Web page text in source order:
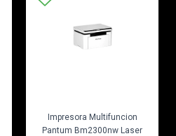
Impresora Multifuncion
Pantum Bm2300nw Laser